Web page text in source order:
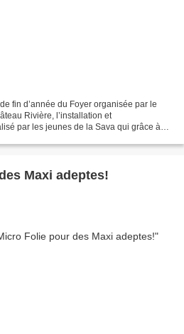
fin d’année du Foyer organisée par le
Rivière, l’installation et
par les jeunes de la Sava qui grâce à
Maxi adeptes!